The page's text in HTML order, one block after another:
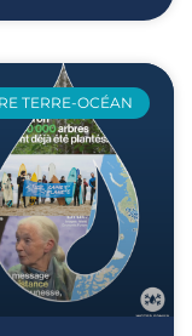
TERRE-OCÉAN